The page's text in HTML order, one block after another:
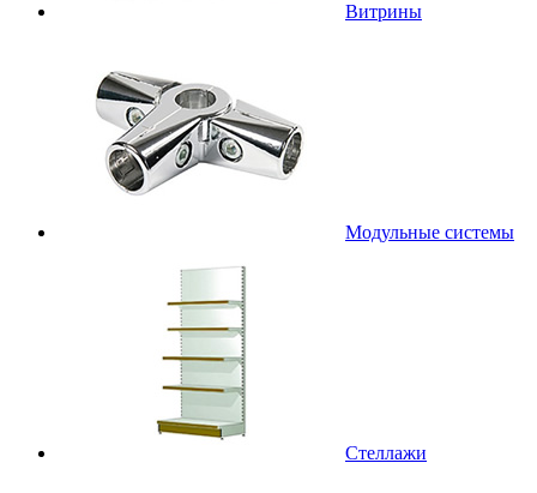
Витрины
Модульные системы
Стеллажи